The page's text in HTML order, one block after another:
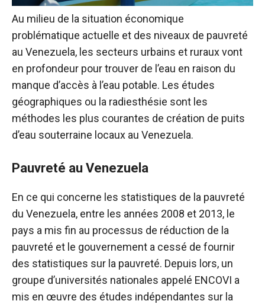
Au milieu de la situation économique
problématique actuelle et des niveaux de pauvreté
au Venezuela, les secteurs urbains et ruraux vont
en profondeur pour trouver de l’eau en raison du
manque d’accès à l’eau potable. Les études
géographiques ou la radiesthésie sont les
méthodes les plus courantes de création de puits
d’eau souterraine locaux au Venezuela.
Pauvreté au Venezuela
En ce qui concerne les statistiques de la pauvreté
du Venezuela, entre les années 2008 et 2013, le
pays a mis fin au processus de réduction de la
pauvreté et le gouvernement a cessé de fournir
des statistiques sur la pauvreté. Depuis lors, un
groupe d’universités nationales appelé ENCOVI a
mis en œuvre des études indépendantes sur la